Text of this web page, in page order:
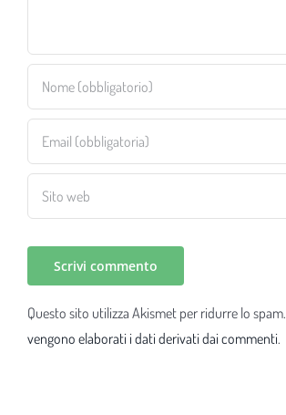
Questo sito utilizza Akismet per ridurre lo spam.
vengono elaborati i dati derivati dai commenti.